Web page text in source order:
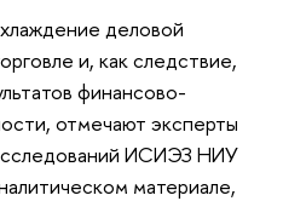
деловой
и, как следствие,
финансово-
отмечают эксперты
ИСИЭЗ НИУ
материале,